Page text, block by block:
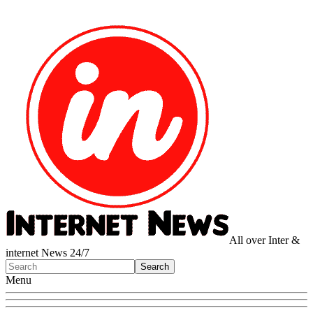
All over Inter &
internet News 24/7
Menu